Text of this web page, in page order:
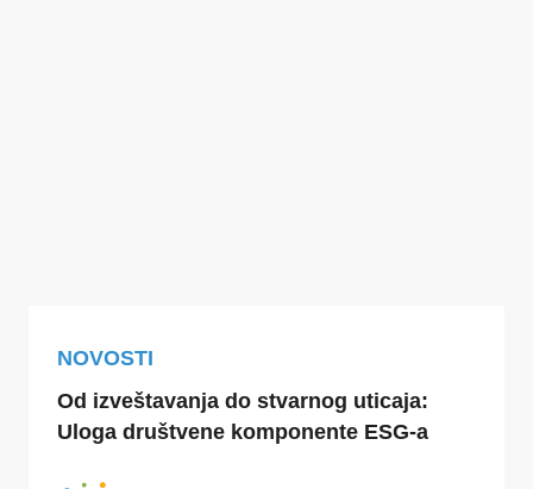
NOVOSTI
Od izveštavanja do stvarnog uticaja:
Uloga društvene komponente ESG-a